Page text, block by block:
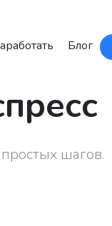
Блог
шагов.